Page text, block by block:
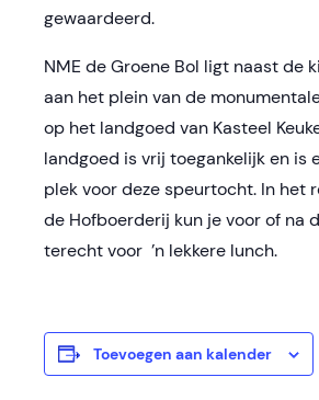
gewaardeerd.
NME de Groene Bol ligt naast de
aan het plein van de
op het landgoed van Kasteel
landgoed is vrij toegankelijk en is
plek voor deze speurtocht. In het
de Hofboerderij kun je voor of na
terecht voor ’n lekkere lunch.
Toevoegen aan kalender